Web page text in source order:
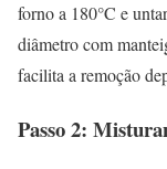
forno a 180°C e
diâmetro com
facilita a remoção
Passo 2: